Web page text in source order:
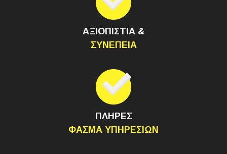
ΑΞΙΟΠΙΣΤΙΑ &
ΣΥΝΕΠΕΙΑ
ΠΛΗΡΕΣ
ΦΑΣΜΑ ΥΠΗΡΕΣΙΩΝ